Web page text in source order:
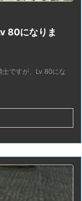
80になりま
士ですが、Lv 80にな